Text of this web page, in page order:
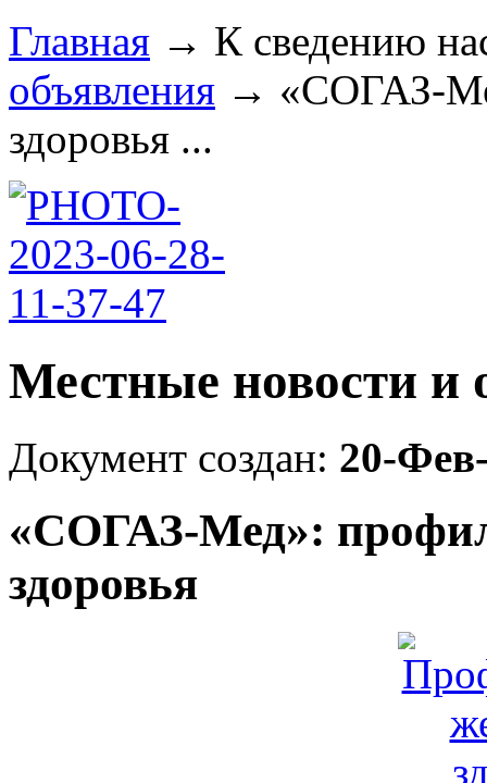
Главная → К сведению
объявления → «СОГАЗ-
здоровья ...
Местные новости и
Документ создан: 20-
«СОГАЗ-Мед»:
здоровья